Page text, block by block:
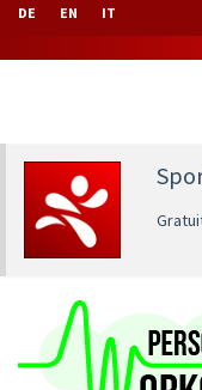
DE EN IT